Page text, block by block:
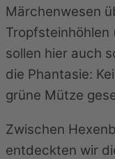
Märchenwesen
Tropfsteinhöhlen
sollen hier auch
die Phantasie:
grüne Mütze
Zwischen
entdeckten wir